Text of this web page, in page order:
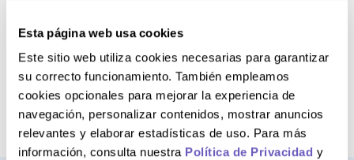
Esta página web usa cookies
Este sitio web utiliza cookies necesarias para garantizar
su correcto funcionamiento. También empleamos
cookies opcionales para mejorar la experiencia de
navegación, personalizar contenidos, mostrar anuncios
relevantes y elaborar estadísticas de uso. Para más
información, consulta nuestra Política de Privacidad y
Intenta utilizar una sola palabra
búsqueda
Intenta buscar sinónimos del
término deseado